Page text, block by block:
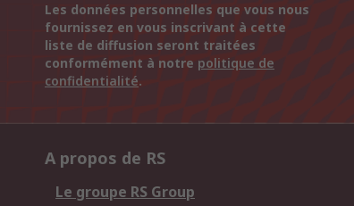
Les données personnelles que vous nous
fournissez en vous inscrivant à cette
liste de diffusion seront traitées
conformément à notre politique de
confidentialité.
A propos de RS
Le groupe RS Group